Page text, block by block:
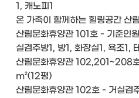
1, 캐노피1
온 가족이 함께하는 힐링공간 산
산림문화휴양관 101호 - 기준인
실겸주방1, 방1, 화장실1, 욕조1,
산림문화휴양관 102,201~208
m²(12평)
산림문화휴양관 102호 - 거실겸